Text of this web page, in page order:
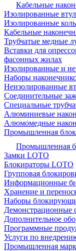
Кабельные
Изолированные
Изолированные
Кабельные
Трубчатые медные
Вставки для
фасонных жилах
Изолированные и
Наборы
Неизолированные
Соединительные
Специальные
Алюминиевые
Алюмомедные
Промышленная
Промышленная
Замки LOTO
Блокираторы LOTO
Групповая
Информационные
Хранение и
Наборы
Демонстрационные
Дополнительное
Программные
Услуги по
Промышленная